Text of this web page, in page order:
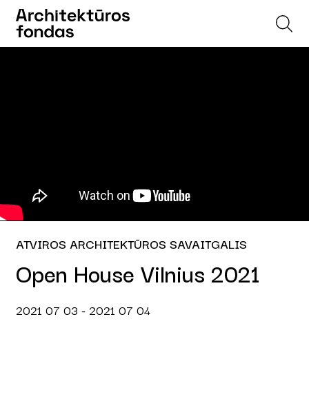
ATVIROS ARCHITEKTŪROS SAVAITGALIS
Open House Vilnius 2021
2021 07 03 - 2021 07 04